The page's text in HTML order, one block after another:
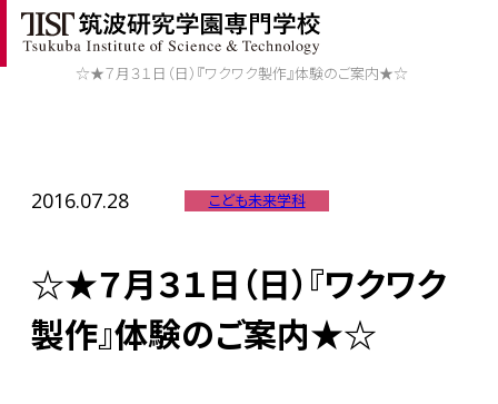
ホーム / TIST News /
☆★７月３１日（日）『ワクワク製作』体験のご案内★☆
2016.07.28 こども未来学科
☆★７月３１日（日）『ワクワク
製作』体験のご案内★☆